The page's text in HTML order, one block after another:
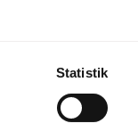
Statistik
dage. Der
hvilket i
med mere. I
på omkring